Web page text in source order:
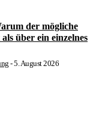
der mögliche
über ein einzelnes
-5. August 2026